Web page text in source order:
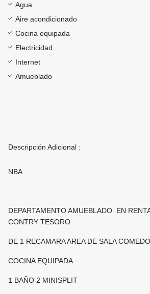
Agua
Aire acondicionado
Cocina equipada
Electricidad
Internet
Amueblado
Descripción Adicional :
NBA
DEPARTAMENTO AMUEBLADO EN
CONTRY TESORO
DE 1 RECAMARA AREA DE SALA
COCINA EQUIPADA
1 BAÑO 2 MINISPLIT